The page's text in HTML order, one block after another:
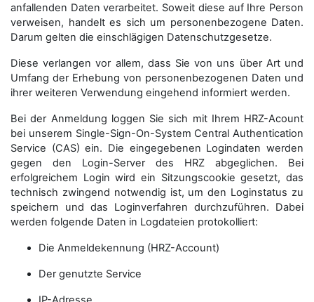
anfallenden Daten verarbeitet. Soweit diese auf Ihre Person
verweisen, handelt es sich um personenbezogene Daten.
Darum gelten die einschlägigen Datenschutzgesetze.
Diese verlangen vor allem, dass Sie von uns über Art und
Umfang der Erhebung von personenbezogenen Daten und
ihrer weiteren Verwendung eingehend informiert werden.
Bei der Anmeldung loggen Sie sich mit Ihrem HRZ-Acount
bei unserem Single-Sign-On-System Central Authentication
Service (CAS) ein. Die eingegebenen Logindaten werden
gegen den Login-Server des HRZ abgeglichen. Bei
erfolgreichem Login wird ein Sitzungscookie gesetzt, das
technisch zwingend notwendig ist, um den Loginstatus zu
speichern und das Loginverfahren durchzuführen. Dabei
werden folgende Daten in Logdateien protokolliert:
Die Anmeldekennung (HRZ-Account)
Der genutzte Service